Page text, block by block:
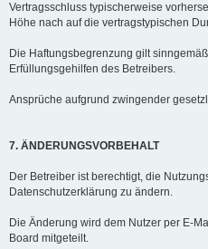
Vertragsschluss typischerweise
Höhe nach auf die vertragstypischen
Die Haftungsbegrenzung gilt
Erfüllungsgehilfen des Betreibers.
Ansprüche aufgrund zwingender
7. ÄNDERUNGSVORBEHALT
Der Betreiber ist berechtigt, die
Datenschutzerklärung zu ändern.
Die Änderung wird dem Nutzer per E-
Board mitgeteilt.